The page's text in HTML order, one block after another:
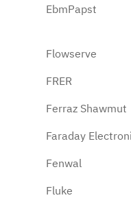
EbmPapst
Flowserve
FRER
Ferraz Shawmut
Faraday
Fenwal
Fluke